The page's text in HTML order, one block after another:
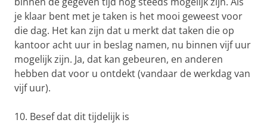
je klaar bent met je taken is het mooi geweest voor
die dag. Het kan zijn dat u merkt dat taken die op
kantoor acht uur in beslag namen, nu binnen vijf uur
mogelijk zijn. Ja, dat kan gebeuren, en anderen
hebben dat voor u ontdekt (vandaar de werkdag van
vijf uur).
10. Besef dat dit tijdelijk is